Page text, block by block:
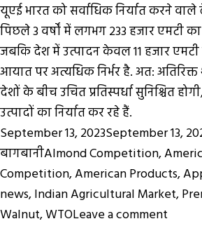
यूएई भारत को सर्वाधिक निर्यात करने
पिछले 3 वर्षों में लगभग 233 हजार एमटी
जबकि देश में उत्पादन केवल 11 हजार
आयात पर अत्यधिक निर्भर है. अत:
देशों के बीच उचित प्रतिस्पर्धा सुनिश्चित
उत्पादों का निर्यात कर रहे हैं.
Posted
on
September 13, 2023September 13,
बागबानीTags
Almond Competition,
Competition,American Products,
news,Indian Agricultural Market,
Walnut,WTOLeave a comment